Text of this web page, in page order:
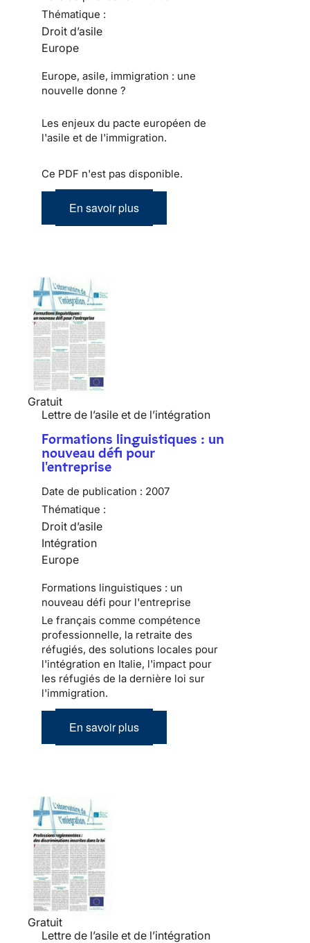
Thématique :
Droit d’asile
Europe
Europe, asile, immigration : une
nouvelle donne ?
Les enjeux du pacte européen de
l'asile et de l'immigration.
Ce PDF n'est pas disponible.
En savoir plus
Gratuit
Lettre de l’asile et de l’intégration
Formations linguistiques : un
nouveau défi pour
l'entreprise
Date de publication : 2007
Thématique :
Droit d’asile
Intégration
Europe
Formations linguistiques : un
nouveau défi pour l'entreprise
Le français comme compétence
professionnelle, la retraite des
réfugiés, des solutions locales pour
l'intégration en Italie, l'impact pour
les réfugiés de la dernière loi sur
l'immigration.
En savoir plus
Gratuit
Lettre de l’asile et de l’intégration